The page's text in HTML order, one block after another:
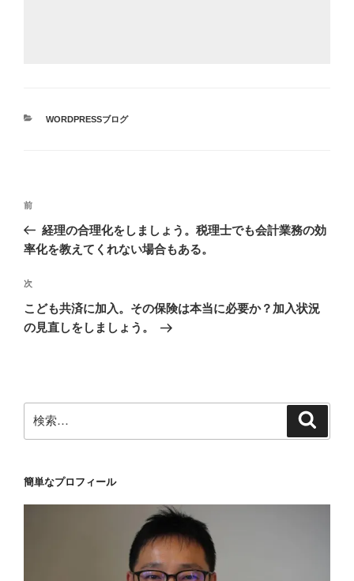
カ
WORDPRESSブログ
投
ナ
ゲ
ー
シ
前
の
投
前
経理の合理化をしましょう。税理士でも会計業務の効
率化を教えてくれない場合もある。
次
の
投
次
こども共済に加入。その保険は本当に必要か？加入状況
の見直しをしましょう。
索:
簡単なプロフィール